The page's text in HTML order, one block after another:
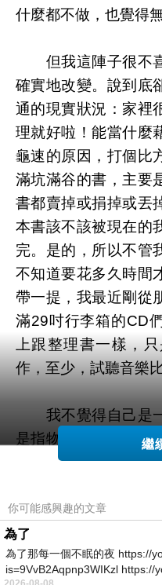
什麼都不做，也覺得無
但我這陣子很不喜
確實地改變。說到底
通的現實狀況：家裡
理就好啦！能當什麼
龜速的原因，打個比
滿坑滿谷的書，主要
書都賣掉或捐掉或丟
本書該不該被現在的
完。是的，所以不管
不知道要花多久時間
帶一提，我最近剛從
滿29吋行李箱的CD
上跟整理書一樣，
作，至少，試聽音樂
我不覺得自己是一
是指物品上面）只是
得而已，而這鑑定
的斷捨離極簡生活，
處漂泊的出差人生，
前五十名，我厭倦回
寧願住商旅；明明家
繼
你可能感興趣的文章
為了
為了那每一個不眠的夜 https://
is=9VvB2Aqpnp3WIKzl https://